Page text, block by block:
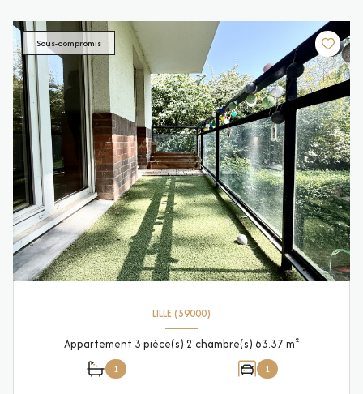
Sous-compromis
LILLE (59000)
Appartement 3 pièce(s) 2 chambre(s) 63.37 m²
1 1